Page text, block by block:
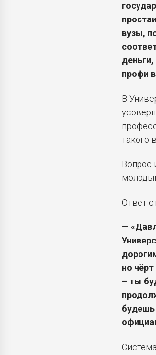
вузы,
деньги,
профи
В
такого
Вопрос
Ответ
—
но
– ты
будешь